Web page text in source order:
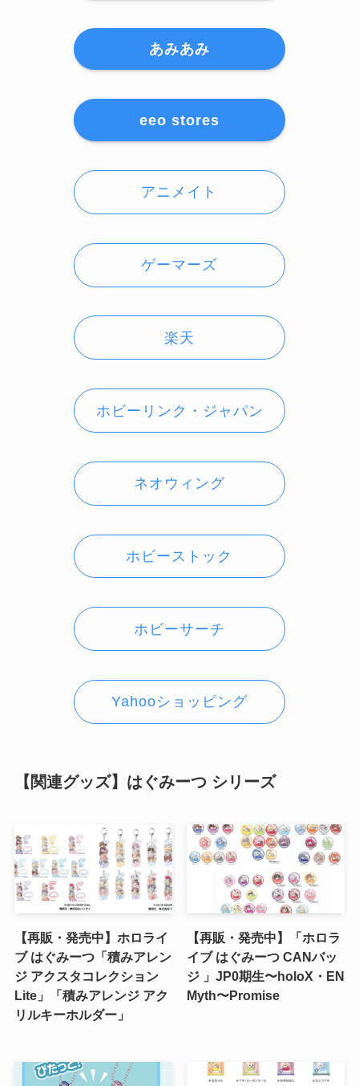
あみあみ
eeo stores
アニメイト
ゲーマーズ
楽天
ホビーリンク・ジャパン
ネオウィング
ホビーストック
ホビーサーチ
Yahooショッピング
【関連グッズ】はぐみーつ シリーズ
【再販・発売中】ホロライ
ブ はぐみーつ「積みアレン
ジ アクスタコレクション
Lite」「積みアレンジ アク
リルキーホルダー」
【再販・発売中】「ホロラ
イブ はぐみーつ CANバッ
ジ 」JP0期生〜holoX・EN
Myth〜Promise